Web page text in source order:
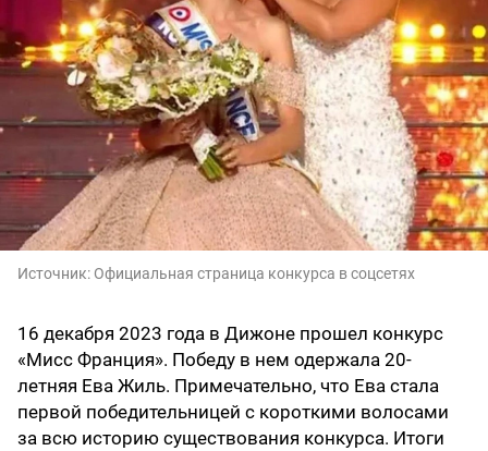
Источник: Официальная страница конкурса в соцсетях
16 декабря 2023 года в Дижоне прошел конкурс
«Мисс Франция». Победу в нем одержала 20-
летняя Ева Жиль. Примечательно, что Ева стала
первой победительницей с короткими волосами
за всю историю существования конкурса. Итоги